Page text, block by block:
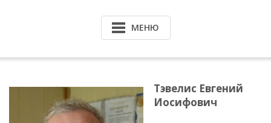
МЕНЮ
Тэвелис Евгений
Иосифович